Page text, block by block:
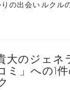
の出会い ルクル
大のジェネ
ミ
」への1